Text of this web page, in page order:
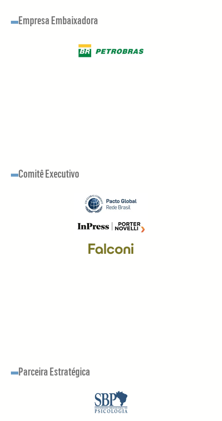
Empresa Embaixadora
Comitê Executivo
Parceira Estratégica